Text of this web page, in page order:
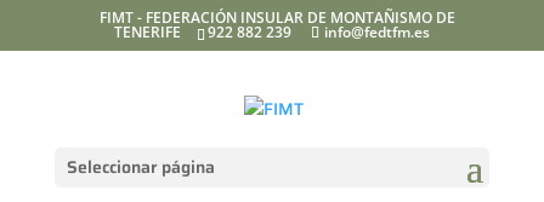
FIMT - FEDERACIÓN INSULAR DE MONTAÑISMO DE
TENERIFE 922 882 239 info@fedtfm.es
Seleccionar página